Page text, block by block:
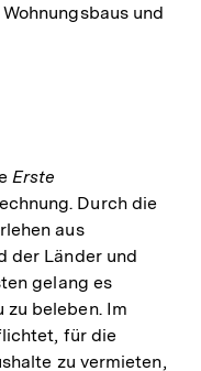
und
Erste
Durch die
aus
der Länder und
gelang es
zu beleben. Im
für die
zu vermieten,